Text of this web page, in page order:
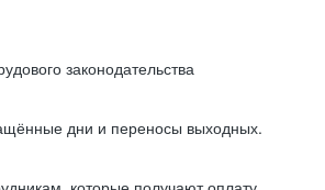
законодательства
дни и переносы выходных.